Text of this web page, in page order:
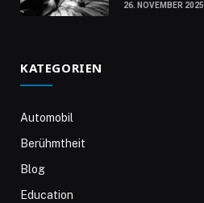
26. NOVEMBER 2025
KATEGORIEN
Automobil
Berühmtheit
Blog
Education